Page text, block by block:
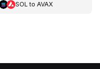
SOL to AVAX